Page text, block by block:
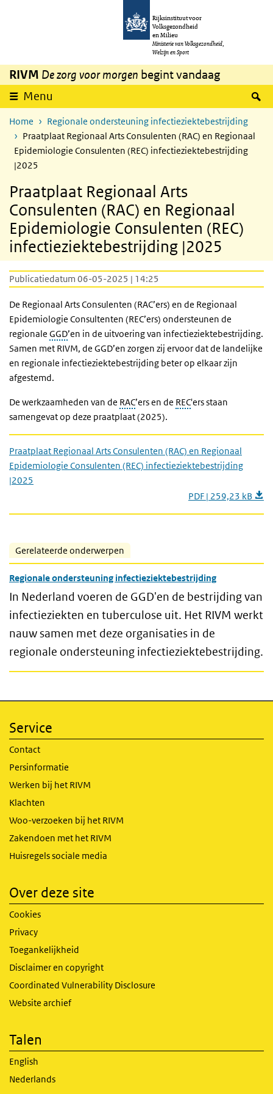
Overslaan en naar de inhoud gaan
Rijksinstituut voor
Volksgezondheid
en Milieu
Ministerie van Volksgezondheid,
Welzijn en Sport
RIVM De zorg voor morgen begint vandaag
Menu
Home
Regionale ondersteuning infectieziektebestrijding
Praatplaat Regionaal Arts Consulenten (RAC) en Regionaal
Epidemiologie Consulenten (REC) infectieziektebestrijding
|2025
Praatplaat Regionaal Arts
Consulenten (RAC) en Regionaal
Epidemiologie Consulenten (REC)
infectieziektebestrijding |2025
Publicatiedatum 06-05-2025 | 14:25
De Regionaal Arts Consulenten (RAC’ers) en de Regionaal
Epidemiologie Consultenten (REC’ers) ondersteunen de
regionale GGD’en in de uitvoering van infectieziektebestrijding.
Samen met RIVM, de GGD’en zorgen zij ervoor dat de landelijke
en regionale infectieziektebestrijding beter op elkaar zijn
afgestemd.
De werkzaamheden van de RAC’ers en de REC'ers staan
samengevat op deze praatplaat (2025).
Praatplaat Regionaal Arts Consulenten (RAC) en Regionaal
Epidemiologie Consulenten (REC) infectieziektebestrijding
|2025
PDF | 259,23 kB
Gerelateerde onderwerpen
Regionale ondersteuning infectieziektebestrijding
In Nederland voeren de GGD'en de bestrijding van
infectieziekten en tuberculose uit. Het RIVM werkt
nauw samen met deze organisaties in de
regionale ondersteuning infectieziektebestrijding.
Service
Contact
Persinformatie
Werken bij het RIVM
Klachten
Woo-verzoeken bij het RIVM
Zakendoen met het RIVM
Huisregels sociale media
Over deze site
Cookies
Privacy
Toegankelijkheid
Disclaimer en copyright
Coordinated Vulnerability Disclosure
Website archief
Talen
English
Nederlands